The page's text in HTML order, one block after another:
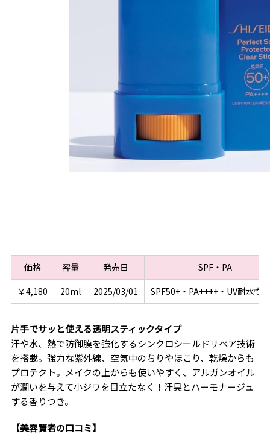
価格 容量 発売日
SPF・PA
￥4,180
20ml 2025/03/01 SPF50+・PA++++・UV耐水
片手でサッと使える透明スティックタイプ
汗や水、熱で防御膜を強化するシンクロシールドリペア技術
を搭載。強力な紫外線、空気中のちりやほこり、乾燥からも
プロテクト。メイクの上からも使いやすく、アルガンオイル
が潤いを与えて小ジワを目立たなく！汗臭とハーモナージュ
する香りつき。
【美容賢者の口コミ】